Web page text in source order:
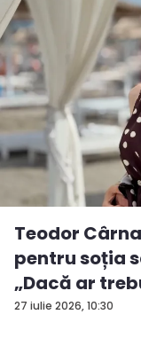
27 iulie 2026, 10:30
Teodor
pentru soția
„Dacă ar